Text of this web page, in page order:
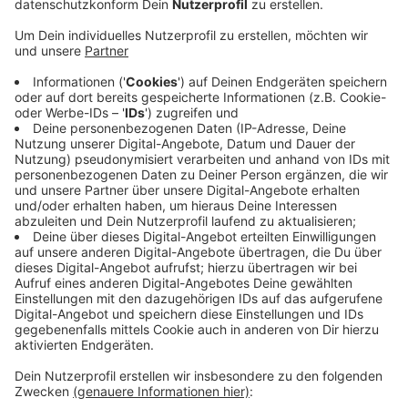
Er tippte auf seinem Smartphone herum, als ihn zwei
Polizistinnen anhalten wollten. Der Mann fuhr aber
weiter. Erst an einer Bahnschranke konnten die
Polizistinnen den Kempener ansprechen. Der reagierte
allerdings sehr gereizt. Er schrie herum und beleidigte
die Polizistinnen. Außerdem warf er mit seinem Fahrrad
nach ihnen. Auch auf dem Weg zur Wache beruhigte
sich der 31-Jährige nicht. Neben einem Bußgeld
könnte ihm jetzt auch noch eine Freiheitsstrafe
drohen.